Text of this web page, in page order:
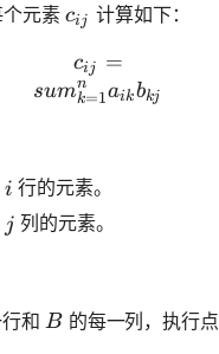
元素c_{i j}
cij 计算如下：
c_{i
cij =
sumk=1
n aikbkj
i
i 行的元素。
jj 列的元素。
和 B
B 的每一列，执行点